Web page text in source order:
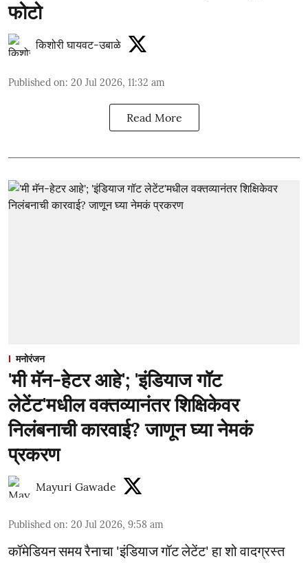
फोटो
किशोरी घायवट-उबाळे
Published on: 20 Jul 2026, 11:32 am
Read More
मनोरंजन
'मी मॅन-हेटर आहे'; 'इंडियाज गॉट
लेटेंट'मधील वक्तव्यानंतर शिक्षिकेवर
निलंबनाची कारवाई? जाणून घ्या नेमकं
प्रकरण
Mayuri Gawade
Published on: 20 Jul 2026, 9:58 am
कॉमेडियन समय रैनाचा 'इंडियाज गॉट लेटेंट' हा शो वादग्रस्त